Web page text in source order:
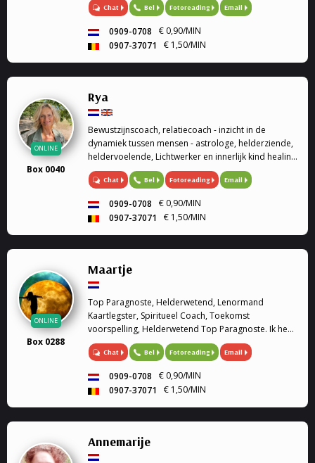
Chat Bel Fotoreading Email
0909-0708
€ 0,90/MIN
0907-37071
€ 1,50/MIN
ONLINE
Box 0040
Rya
Bewustzijnscoach, relatiecoach - inzicht in de
dynamiek tussen mensen - astrologe, helderziende,
heldervoelende, Lichtwerker en innerlijk kind healing
/ healing op afstand.
Chat Bel Fotoreading Email
0909-0708
€ 0,90/MIN
0907-37071
€ 1,50/MIN
ONLINE
Box 0288
Maartje
Top Paragnoste, Helderwetend, Lenormand
Kaartlegster, Spiritueel Coach, Toekomst
voorspelling, Helderwetend Top Paragnoste. Ik heb
al heel wat jaren ervaring op het gebied van het
paranormale. Geen vraag is mij te gek.
Chat Bel Fotoreading Email
0909-0708
€ 0,90/MIN
0907-37071
€ 1,50/MIN
Annemarije